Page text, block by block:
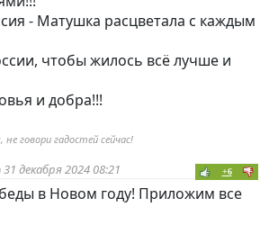
- Матушка расцветала с каждым
чтобы жилось всё лучше и
и добра!!!
говори гадостей сейчас!
31 декабря 2024 08:21 +6
в Новом году! Приложим все